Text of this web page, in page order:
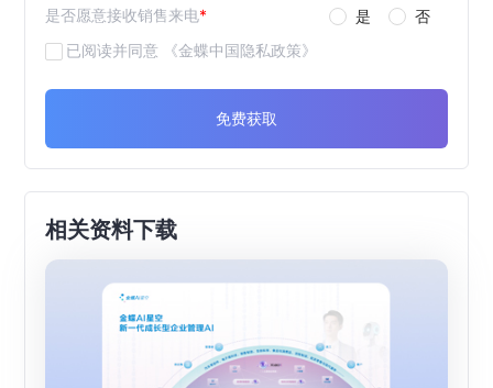
是否愿意接收销售来电* 是
否
已阅读并同意
《金蝶中国隐私政策》
免费获取
相关资料下载